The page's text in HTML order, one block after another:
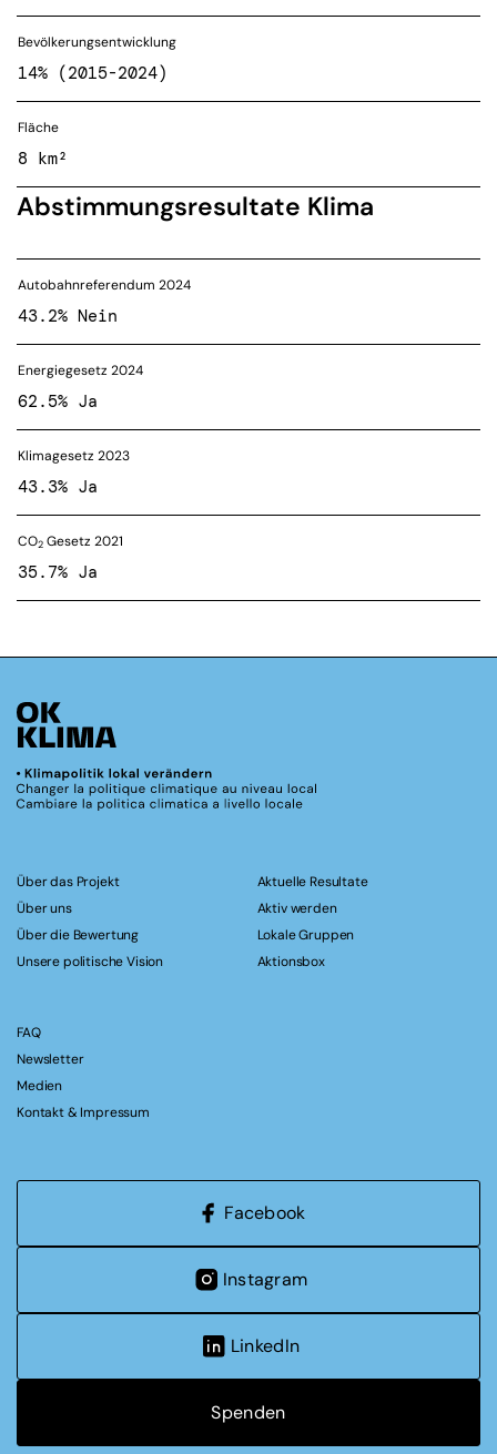
Bevölkerungsentwicklung
14% (2015-2024)
Fläche
8 km²
Abstimmungsresultate Klima
Autobahnreferendum 2024
43.2% Nein
Energiegesetz 2024
62.5% Ja
Klimagesetz 2023
43.3% Ja
CO2 Gesetz 2021
35.7% Ja
Über das Projekt
Über uns
Über die Bewertung
Unsere politische Vision
Aktuelle Resultate
Aktiv werden
Lokale Gruppen
Aktionsbox
FAQ
Newsletter
Medien
Kontakt & Impressum
Facebook
Instagram
LinkedIn
Spenden